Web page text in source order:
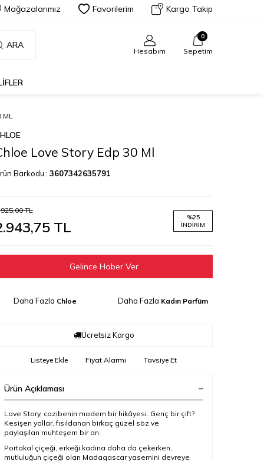
Mağazalarımız Favorilerim Kargo Takip
ARA
Hesabım
0
Sepetim
ML
Love Story Edp 30 Ml
Barkodu : 3607342635791
TL
TL
%25
İNDIRIM
Gelince Haber Ver
Daha Fazla Chloe Daha Fazla Kadın Parfüm
Ücretsiz Kargo
Listeye Ekle Fiyat Alarmı Tavsiye Et
Ürün Açıklaması
Love Story, cazibenin modern bir hikâyesi. Genç bir çift?
Kesişen yollar, fısıldanan birkaç güzel söz ve
paylaşılan muhteşem bir an.
Portakal çiçeği, erkeği kadına daha da çekerken,
mutluluğun çiçeği olan Madagascar yasemini devreye